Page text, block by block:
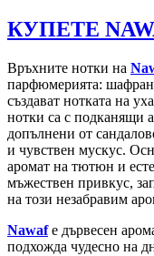
КУПЕТЕ
Връхните нотки на
парфюмерията: шафран
създават нотката на
нотки са с подканящи
допълнени от
и чувствен мускус.
аромат на тютюн и
мъжествен привкус,
на този незабравим
Nawafе дървесен
подхожда чудесно на